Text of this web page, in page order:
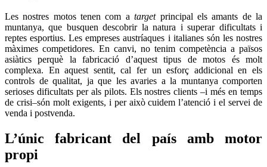
Les nostres motos tenen com atargetprincipal els amants de la
muntanya, que busquen descobrir la natura i superar dificultats i
reptes esportius. Les empreses austríaques i italianes són les nostres
màximes competidores. En canvi, no tenim competència a països
asiàtics perquè la fabricació d’aquest tipus de motos és molt
complexa. En aquest sentit, cal fer un esforç addicional en els
controls de qualitat, ja que les avaries a la muntanya comporten
serioses dificultats per als pilots. Els nostres clients –i més en temps
de crisi–són molt exigents, i per això cuidem l’atenció i el servei de
venda i postvenda.
L’únic fabricant del país amb motor
propi